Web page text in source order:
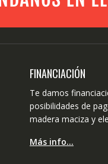
FINANCIACIÓN
Te damos
posibilidades de
madera maciza y
Más info…